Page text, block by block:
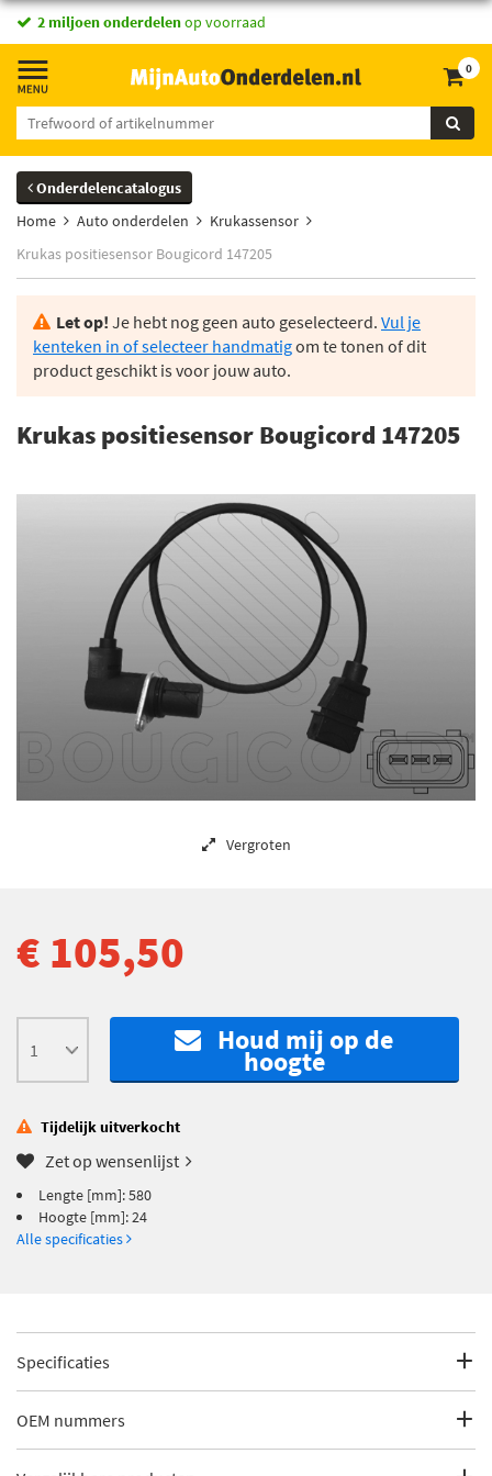
2 miljoen onderdelenop voorraad
0
Onderdelencatalogus
Home
Auto onderdelen
Krukassensor
Krukas positiesensor Bougicord 147205
Let op! Je hebt nog geen auto geselecteerd. Vul je
kenteken in of selecteer handmatigom te tonen of dit
product geschikt is voor jouw auto.
Krukas positiesensor Bougicord 147205
Vergroten
€ 105,50
Houd mij op de
hoogte
Tijdelijk uitverkocht
Zet op wensenlijst
Lengte [mm]: 580
Hoogte [mm]: 24
Alle specificaties
Specificaties
Fabrikantcode
OEM nummers